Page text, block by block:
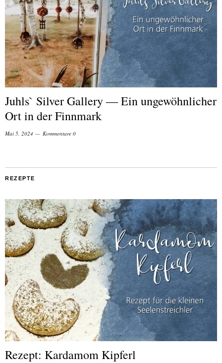
Juhls` Silver Gallery — Ein ungewöhnlicher
Ort in der Finnmark
Mai 5, 2024 Kommentare 0
REZEPTE
Rezept: Kardamom Kipferl